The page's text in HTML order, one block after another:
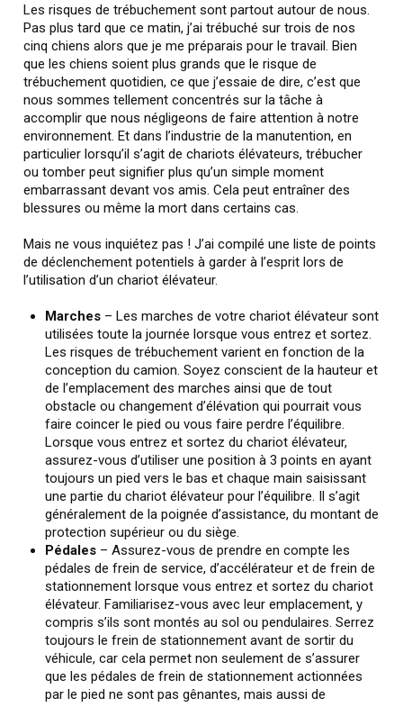
Les risques de trébuchement sont partout autour de nous.
Pas plus tard que ce matin, j’ai trébuché sur trois de nos
cinq chiens alors que je me préparais pour le travail. Bien
que les chiens soient plus grands que le risque de
trébuchement quotidien, ce que j’essaie de dire, c’est que
nous sommes tellement concentrés sur la tâche à
accomplir que nous négligeons de faire attention à notre
environnement. Et dans l’industrie de la manutention, en
particulier lorsqu’il s’agit de chariots élévateurs, trébucher
ou tomber peut signifier plus qu’un simple moment
embarrassant devant vos amis. Cela peut entraîner des
blessures ou même la mort dans certains cas.
Mais ne vous inquiétez pas ! J’ai compilé une liste de points
de déclenchement potentiels à garder à l’esprit lors de
l’utilisation d’un chariot élévateur.
Marches – Les marches de votre chariot élévateur sont
utilisées toute la journée lorsque vous entrez et sortez.
Les risques de trébuchement varient en fonction de la
conception du camion. Soyez conscient de la hauteur et
de l’emplacement des marches ainsi que de tout
obstacle ou changement d’élévation qui pourrait vous
faire coincer le pied ou vous faire perdre l’équilibre.
Lorsque vous entrez et sortez du chariot élévateur,
assurez-vous d’utiliser une position à 3 points en ayant
toujours un pied vers le bas et chaque main saisissant
une partie du chariot élévateur pour l’équilibre. Il s’agit
généralement de la poignée d’assistance, du montant de
protection supérieur ou du siège.
Pédales – Assurez-vous de prendre en compte les
pédales de frein de service, d’accélérateur et de frein de
stationnement lorsque vous entrez et sortez du chariot
élévateur. Familiarisez-vous avec leur emplacement, y
compris s’ils sont montés au sol ou pendulaires. Serrez
toujours le frein de stationnement avant de sortir du
véhicule, car cela permet non seulement de s’assurer
que les pédales de frein de stationnement actionnées
par le pied ne sont pas gênantes, mais aussi de